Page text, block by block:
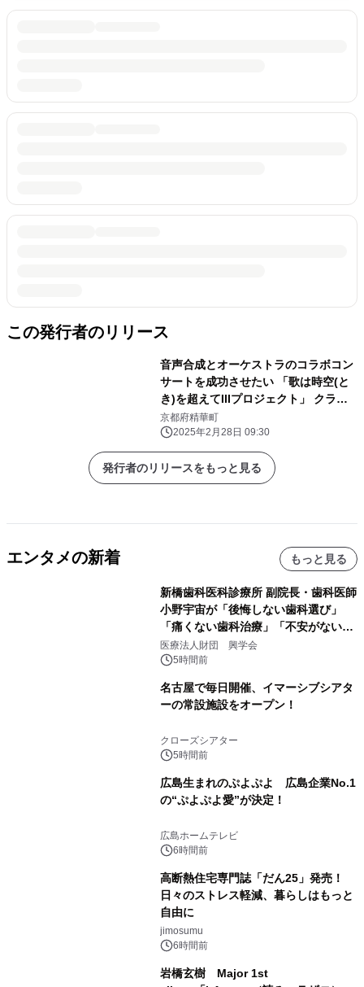
この発行者のリリース
音声合成とオーケストラのコラボコン
サートを成功させたい 「歌は時空(と
き)を超えてIIIプロジェクト」 クラウ
ドファンディング実施中
京都府精華町
2025年2月28日 09:30
発行者のリリースをもっと見る
エンタメの新着 もっと見る
新橋歯科医科診療所 副院長・歯科医師
小野宇宙が「後悔しない歯科選び」
「痛くない歯科治療」「不安がない治
療計画」をテーマに専門監修
医療法人財団 興学会
5時間前
名古屋で毎日開催、イマーシブシアタ
ーの常設施設をオープン！
クローズシアター
5時間前
広島生まれのぷよぷよ 広島企業No.1
の“ぷよぷよ愛”が決定！
広島ホームテレビ
6時間前
高断熱住宅専門誌「だん25」発売！
日々のストレス軽減、暮らしはもっと
自由に
jimosumu
6時間前
岩橋玄樹 Major 1st